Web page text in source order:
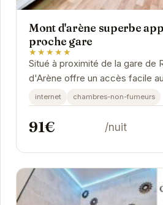
Mont d'arène superbe
proche gare
★★★★★
Situé à proximité de la gare de
d'Arène offre un accès facile
commun et aux principales
internet chambres-non-fumeurs
91€ /nuit